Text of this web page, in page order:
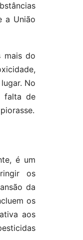
a União
mais do
No
falta de
é um
os
da
os
aos